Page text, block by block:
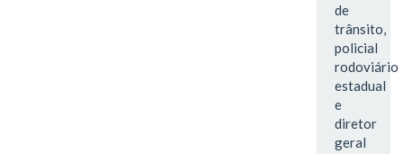
de
trânsito,
policial
rodoviário
estadual
e
diretor
geral